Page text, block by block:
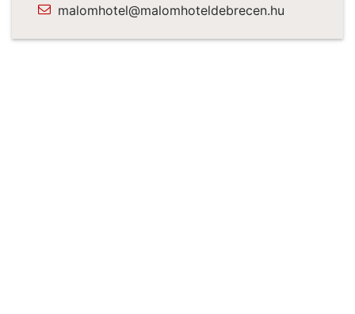
malomhotel@malomhoteldebrecen.hu